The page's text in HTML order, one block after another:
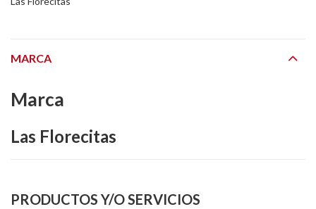
MARCA
Marca
Las Florecitas
PRODUCTOS Y/O SERVICIOS